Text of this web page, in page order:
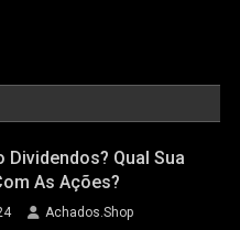
Dividendos? Qual Sua
As Ações?
Achados.Shop